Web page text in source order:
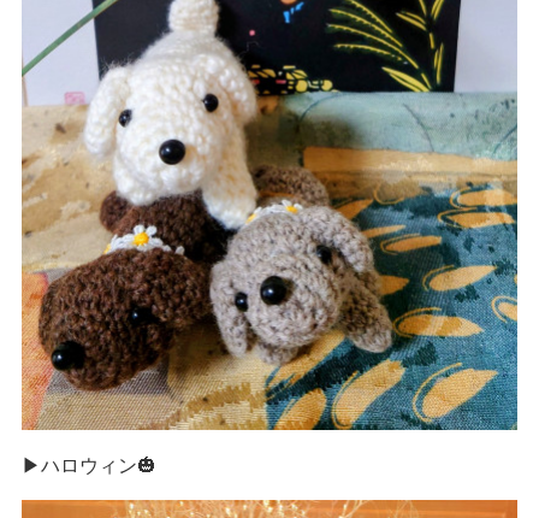
▶ハロウィン🎃